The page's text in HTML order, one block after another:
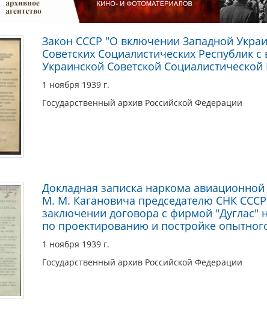
Закон СССР "О включении Западной
Советских Социалистических Республик
Украинской Советской
1 ноября 1939 г.
Государственный архив Российской Федерации
Докладная записка наркома
М. М. Кагановича председателю СНК
заключении договора с фирмой "Дуглас"
по проектированию и постройке
1 ноября 1939 г.
Государственный архив Российской Федерации